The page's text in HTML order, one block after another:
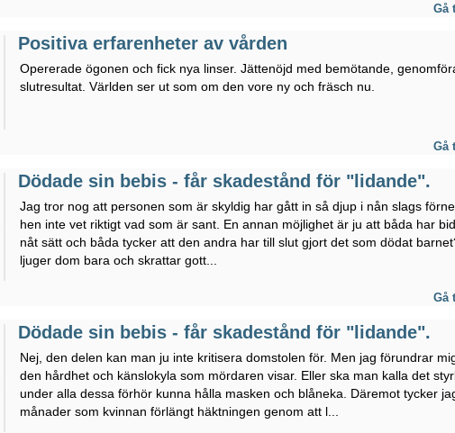
Gå
Positiva erfarenheter av vården
Opererade ögonen och fick nya linser. Jättenöjd med bemötande,
slutresultat. Världen ser ut som om den vore ny och fräsch nu.
Gå
Dödade sin bebis - får skadestånd för "lidande".
Jag tror nog att personen som är skyldig har gått in så djup i nån slags
hen inte vet riktigt vad som är sant. En annan möjlighet är ju att båda har
nåt sätt och båda tycker att den andra har till slut gjort det som dödat
ljuger dom bara och skrattar gott...
Gå
Dödade sin bebis - får skadestånd för "lidande".
Nej, den delen kan man ju inte kritisera domstolen för. Men jag förundrar
den hårdhet och känslokyla som mördaren visar. Eller ska man kalla det
under alla dessa förhör kunna hålla masken och blåneka. Däremot tycker
månader som kvinnan förlängt häktningen genom att l...